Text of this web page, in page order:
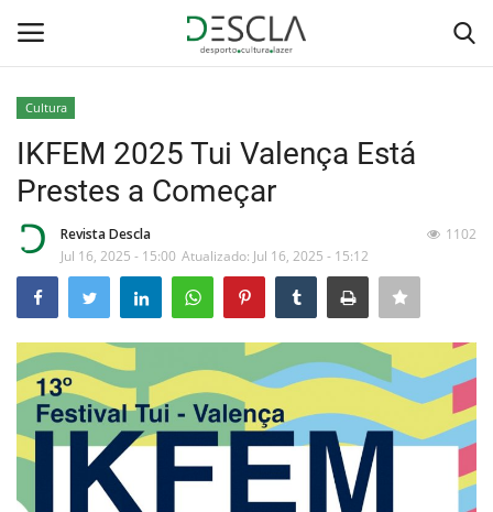
Home
...by Descla
Desporto
Contactos
Sobre Nós
Educação
Cultura
IKFEM 2025 Tui Valença Está
Prestes a Começar
Revista Descla
Jul 16, 2025 - 15:00 Atualizado: Jul 16, 2025 - 15:12
1102